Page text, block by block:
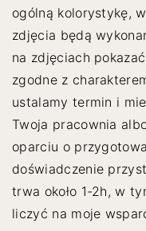
ogólną kolorystykę,
zdjęcia będą
na zdjęciach
zgodne z
ustalamy termin i
Twoja pracownia
oparciu o
doświadczenie
trwa około 1-2h, w
liczyć na moje